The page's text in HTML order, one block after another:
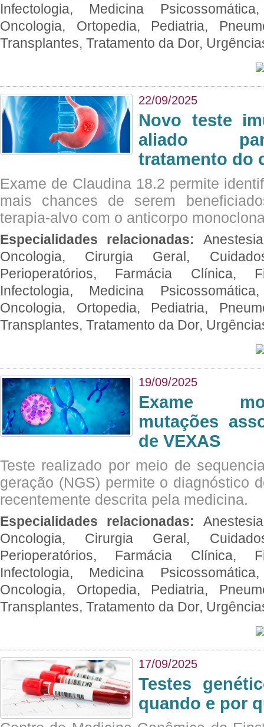
Infectologia, Medicina
Oncologia, Ortopedia, Pediatria,
Transplantes, Tratamento da Dor,
22/09/2025
Novo teste
aliado
tratamento do
Exame de Claudina 18.2 permite
mais chances de serem
terapia-alvo com o anticorpo
Especialidades relacionadas:
Oncologia, Cirurgia Geral,
Perioperatórios, Farmácia Clínica,
Infectologia, Medicina
Oncologia, Ortopedia, Pediatria,
Transplantes, Tratamento da Dor,
19/09/2025
Exame
mutações
de VEXAS
Teste realizado por meio de
geração (NGS) permite o diagnóstico
recentemente descrita pela medicina.
Especialidades relacionadas:
Oncologia, Cirurgia Geral,
Perioperatórios, Farmácia Clínica,
Infectologia, Medicina
Oncologia, Ortopedia, Pediatria,
Transplantes, Tratamento da Dor,
17/09/2025
Testes
quando e por